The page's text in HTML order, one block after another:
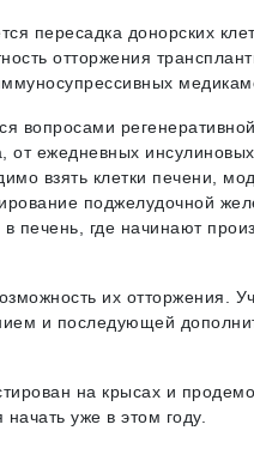
пересадка донорских
отторжения
вопросами
ежедневных
взять клетки печени,
поджелудочной
печень, где начинают
их отторжения.
и последующей
на крысах и
уже в этом году.